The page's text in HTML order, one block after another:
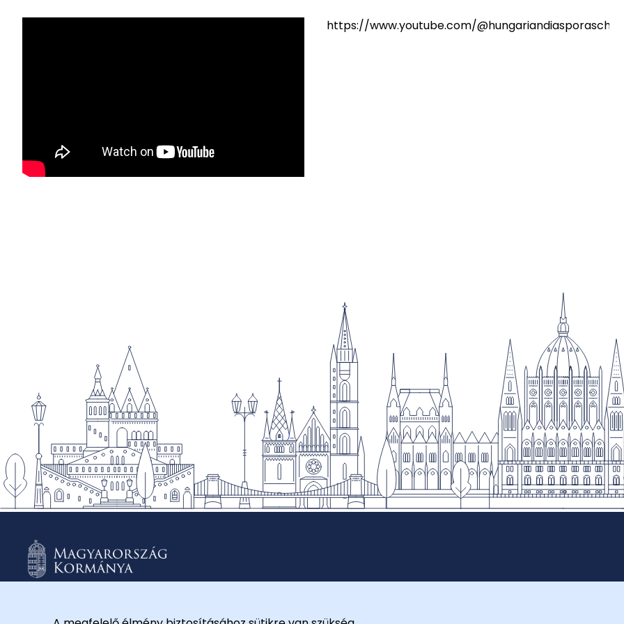
https://www.youtube.com/